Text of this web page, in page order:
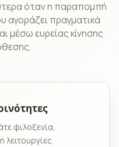
όταν η παραπομπή
αγοράζει πραγματικά
μέσω ευρείας κίνησης
φιλοξενία,
λειτουργίες